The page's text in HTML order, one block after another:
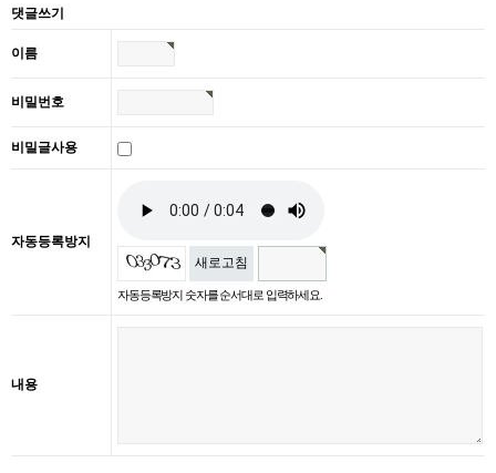
댓글쓰기
이름
비밀번호
비밀글사용
자동등록방지
새로고침
자동등록방지 숫자를 순서대로 입력하세요.
내용